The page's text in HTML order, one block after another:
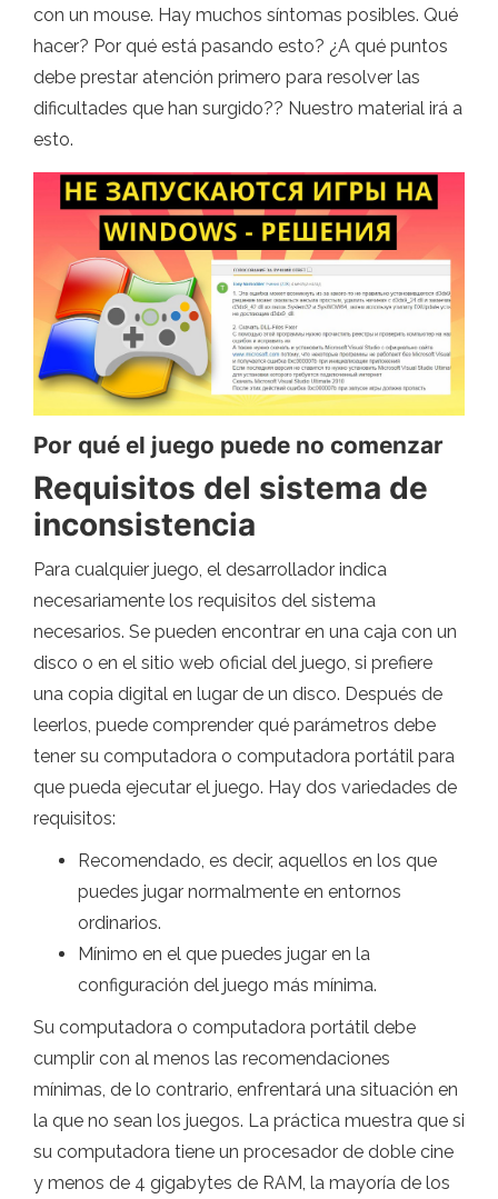
con un mouse. Hay muchos síntomas posibles. Qué
hacer? Por qué está pasando esto? ¿A qué puntos
debe prestar atención primero para resolver las
dificultades que han surgido?? Nuestro material irá a
esto.
Por qué el juego puede no comenzar
Requisitos del sistema de
inconsistencia
Para cualquier juego, el desarrollador indica
necesariamente los requisitos del sistema
necesarios. Se pueden encontrar en una caja con un
disco o en el sitio web oficial del juego, si prefiere
una copia digital en lugar de un disco. Después de
leerlos, puede comprender qué parámetros debe
tener su computadora o computadora portátil para
que pueda ejecutar el juego. Hay dos variedades de
requisitos:
Recomendado, es decir, aquellos en los que
puedes jugar normalmente en entornos
ordinarios.
Mínimo en el que puedes jugar en la
configuración del juego más mínima.
Su computadora o computadora portátil debe
cumplir con al menos las recomendaciones
mínimas, de lo contrario, enfrentará una situación en
la que no sean los juegos. La práctica muestra que si
su computadora tiene un procesador de doble cine
y menos de 4 gigabytes de RAM, la mayoría de los